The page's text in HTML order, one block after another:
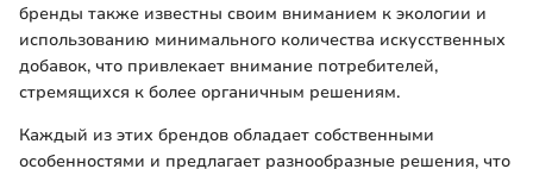
бренды также известны своим вниманием к экологии и
использованию минимального количества искусственных
добавок, что привлекает внимание потребителей,
стремящихся к более органичным решениям.
Каждый из этих брендов обладает собственными
особенностями и предлагает разнообразные решения, что